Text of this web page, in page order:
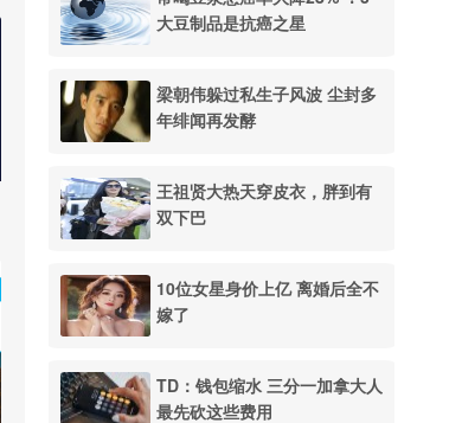
大豆制品是抗癌之星
梁朝伟躲过私生子风波 尘封多
年绯闻再发酵
王祖贤大热天穿皮衣，胖到有
双下巴
10位女星身价上亿 离婚后全不
嫁了
TD：钱包缩水 三分一加拿大人
最先砍这些费用